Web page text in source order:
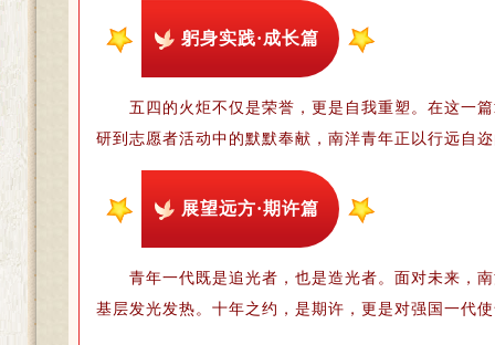
躬身实践·成长篇
五四的火炬不仅是荣誉，更是自我重塑。在这一
研到志愿者活动中的默默奉献，南洋青年正以行远自
展望远方·期许篇
青年一代既是追光者，也是造光者。面对未来，
基层发光发热。十年之约，是期许，更是对强国一代